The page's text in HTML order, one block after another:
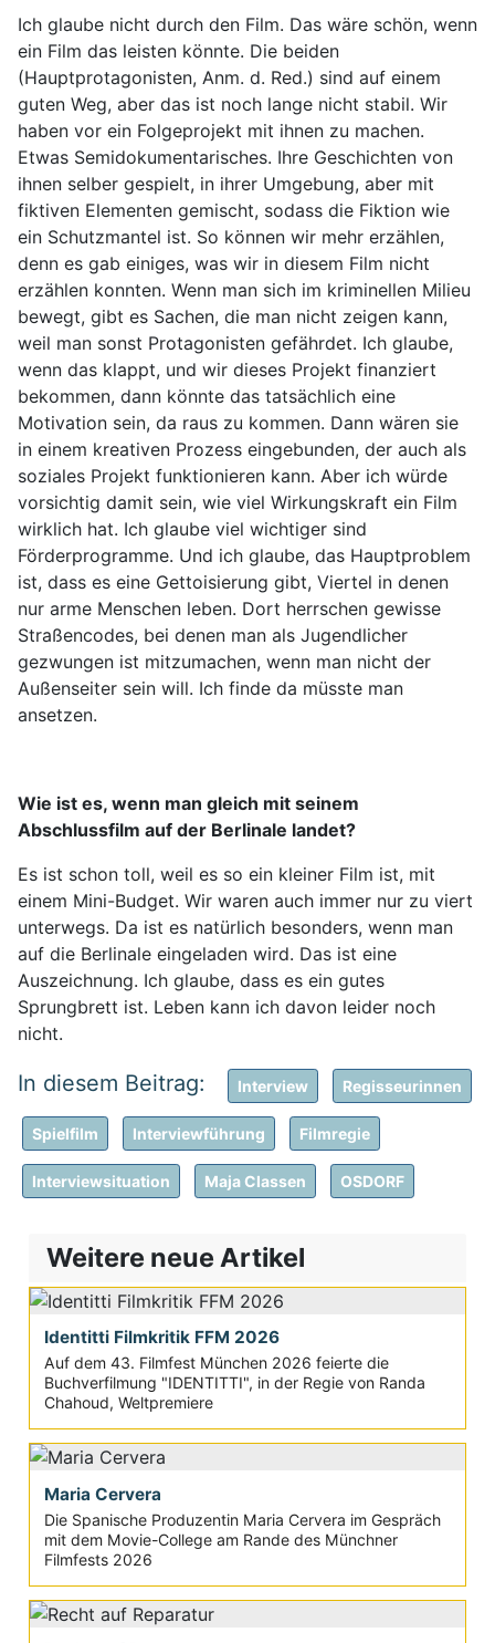
Ich glaube nicht durch den Film. Das wäre schön, wenn
ein Film das leisten könnte. Die beiden
(Hauptprotagonisten, Anm. d. Red.) sind auf einem
guten Weg, aber das ist noch lange nicht stabil. Wir
haben vor ein Folgeprojekt mit ihnen zu machen.
Etwas Semidokumentarisches. Ihre Geschichten von
ihnen selber gespielt, in ihrer Umgebung, aber mit
fiktiven Elementen gemischt, sodass die Fiktion wie
ein Schutzmantel ist. So können wir mehr erzählen,
denn es gab einiges, was wir in diesem Film nicht
erzählen konnten. Wenn man sich im kriminellen Milieu
bewegt, gibt es Sachen, die man nicht zeigen kann,
weil man sonst Protagonisten gefährdet. Ich glaube,
wenn das klappt, und wir dieses Projekt finanziert
bekommen, dann könnte das tatsächlich eine
Motivation sein, da raus zu kommen. Dann wären sie
in einem kreativen Prozess eingebunden, der auch als
soziales Projekt funktionieren kann. Aber ich würde
vorsichtig damit sein, wie viel Wirkungskraft ein Film
wirklich hat. Ich glaube viel wichtiger sind
Förderprogramme. Und ich glaube, das Hauptproblem
ist, dass es eine Gettoisierung gibt, Viertel in denen
nur arme Menschen leben. Dort herrschen gewisse
Straßencodes, bei denen man als Jugendlicher
gezwungen ist mitzumachen, wenn man nicht der
Außenseiter sein will. Ich finde da müsste man
ansetzen.
Wie ist es, wenn man gleich mit seinem
Abschlussfilm auf der Berlinale landet?
Es ist schon toll, weil es so ein kleiner Film ist, mit
einem Mini-Budget. Wir waren auch immer nur zu viert
unterwegs. Da ist es natürlich besonders, wenn man
auf die Berlinale eingeladen wird. Das ist eine
Auszeichnung. Ich glaube, dass es ein gutes
Sprungbrett ist. Leben kann ich davon leider noch
nicht.
Interview Regisseurinnen
Spielfilm Interviewführung Filmregie
Interviewsituation Maja Classen OSDORF
Weitere neue Artikel
Identitti Filmkritik FFM 2026
Auf dem 43. Filmfest München 2026 feierte die
Buchverfilmung "IDENTITTI", in der Regie von Randa
Chahoud, Weltpremiere
Maria Cervera
Die Spanische Produzentin Maria Cervera im Gespräch
mit dem Movie-College am Rande des Münchner
Filmfests 2026